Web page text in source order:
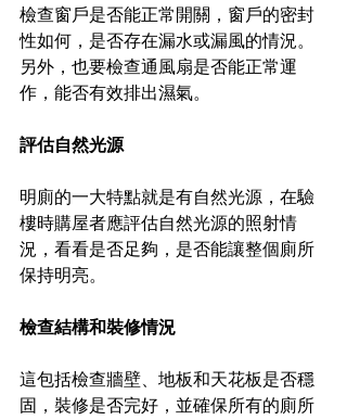
檢查窗戶是否能正常開關，窗戶的密封
性如何，是否存在漏水或漏風的情況。
另外，也要檢查通風扇是否能正常運
作，能否有效排出濕氣。
評估自然光源
明廁的一大特點就是有自然光源，在驗
樓時購屋者應評估自然光源的照射情
況，看看是否足夠，是否能讓整個廁所
保持明亮。
檢查結構和裝修情況
這包括檢查牆壁、地板和天花板是否穩
固，裝修是否完好，並確保所有的廁所